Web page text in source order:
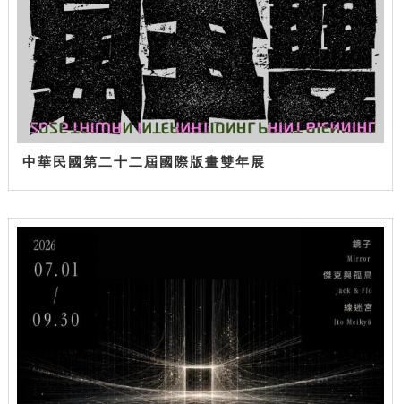
中華民國第二十二屆國際版畫雙年展